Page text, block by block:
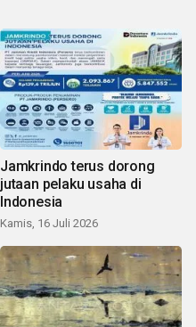
Jamkrindo terus dorong
jutaan pelaku usaha di
Indonesia
Kamis, 16 Juli 2026